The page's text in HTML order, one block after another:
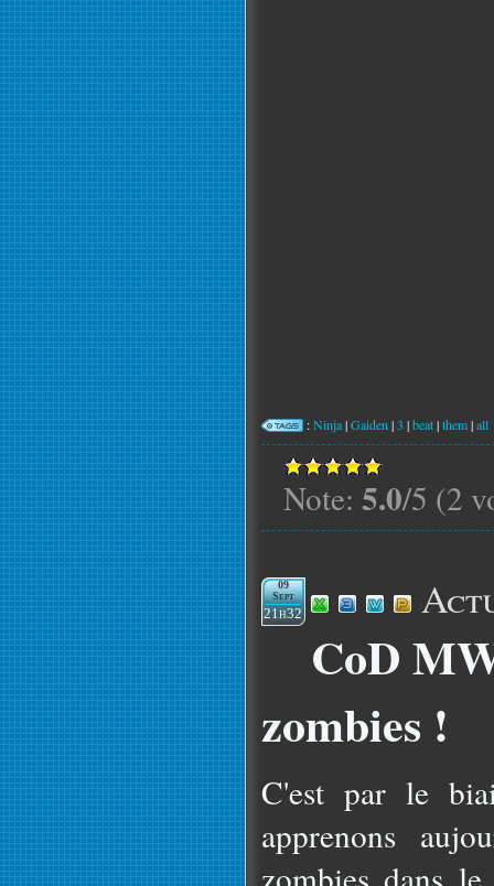
:Ninja|Gaiden |3 |beat|them|all
Note: 5.0/5 (2
09
Sept
21h32
CoD
zombies !
C'est par le
apprenons